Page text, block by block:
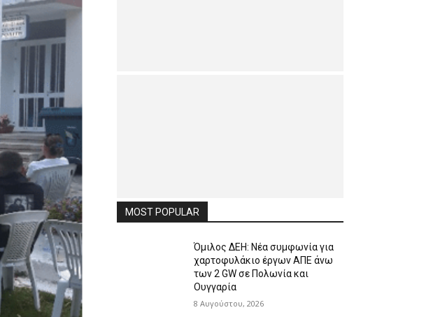
MOST POPULAR
Όμιλος ΔΕΗ: Νέα συμφωνία για
χαρτοφυλάκιο έργων ΑΠΕ άνω
των 2 GW σε Πολωνία και
Ουγγαρία
8 Αυγούστου, 2026